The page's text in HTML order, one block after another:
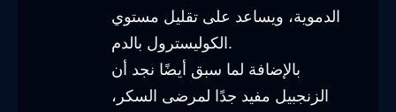
الدموية، ويساعد على تقليل مستوي
الكوليسترول بالدم.
بالإضافة لما سبق أيضًا نجد أن
الزنجبيل مفيد جدًا لمرضى السكر،